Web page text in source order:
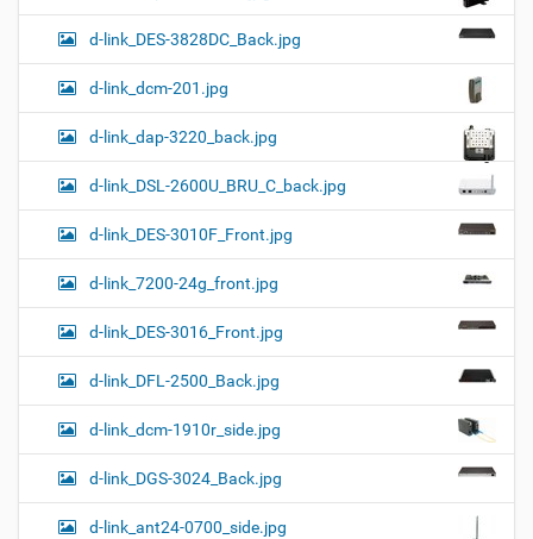
d-link_DES-3828DC_Back.jpg
d-link_dcm-201.jpg
d-link_dap-3220_back.jpg
d-link_DSL-2600U_BRU_C_back.jpg
d-link_DES-3010F_Front.jpg
d-link_7200-24g_front.jpg
d-link_DES-3016_Front.jpg
d-link_DFL-2500_Back.jpg
d-link_dcm-1910r_side.jpg
d-link_DGS-3024_Back.jpg
d-link_ant24-0700_side.jpg